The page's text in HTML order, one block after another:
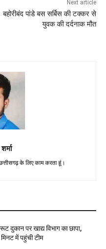
Next article
बहोरीबंद पांडे बस सर्बिस की टक्कर से
युवक की दर्दनाक मौत
के लिए काम करता हूं।
दुकान पर खाद्य विभाग का छापा,
में पहुंची टीम